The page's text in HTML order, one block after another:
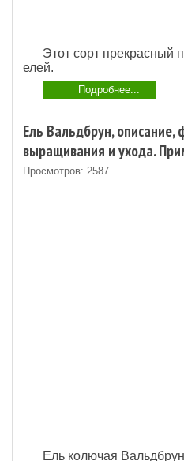
Этот сорт прекрасный
елей.
Подробнее...
Ель Вальдбрун, описание,
выращивания и ухода.
Просмотров: 2587
Ель колючая